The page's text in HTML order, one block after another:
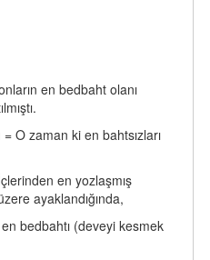
en bedbaht olanı
= O zaman ki en bahtsızları
en yozlaşmış
ayaklandığında,
en bedbahtı (deveyi kesmek